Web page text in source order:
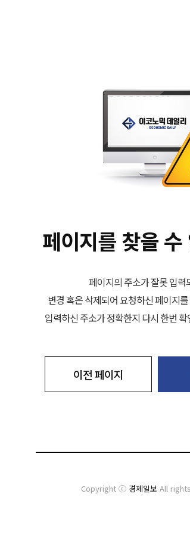
페이지를 찾을
페이지의 주소가 잘못 입력
변경 혹은 삭제되어 요청하신 페이지
입력하신 주소가 정확한지 다시 한번
이전 페이지
Copyright ⓒ 경제일보 All